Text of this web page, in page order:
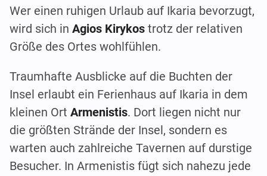
Wer einen ruhigen Urlaub auf Ikaria bevorzugt,
wird sich in Agios Kirykos trotz der relativen
Größe des Ortes wohlfühlen.
Traumhafte Ausblicke auf die Buchten der
Insel erlaubt ein Ferienhaus auf Ikaria in dem
kleinen Ort Armenistis. Dort liegen nicht nur
die größten Strände der Insel, sondern es
warten auch zahlreiche Tavernen auf durstige
Besucher. In Armenistis fügt sich nahezu jede